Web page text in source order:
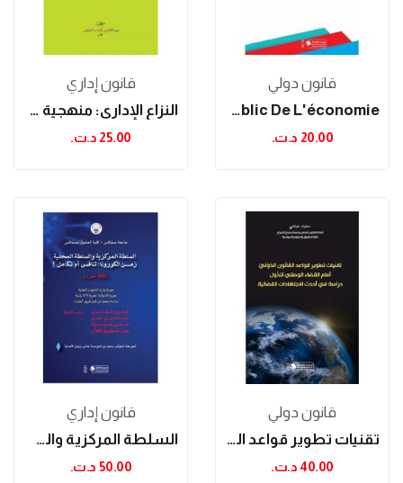
قانون إداري
النزاع الإداري: منهجية ووثائق
25.00 د.ت.‏
قانون دولي
Droit Public De L'économie
20.00 د.ت.‏
قانون إداري
السلطة المركزية والسلطة المحلية زمن الكورونا:...
50.00 د.ت.‏
قانون دولي
تقنيات تطوير قواعد القانون الدولي أمام القضاء...
40.00 د.ت.‏